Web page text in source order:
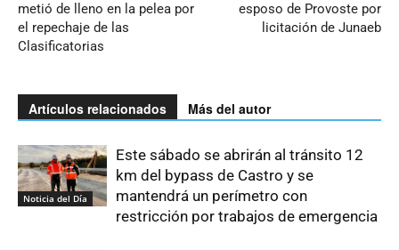
metió de lleno en la pelea por
el repechaje de las
Clasificatorias
esposo de Provoste por
licitación de Junaeb
Artículos relacionados Más del autor
Noticia del Día
Este sábado se abrirán al tránsito 12
km del bypass de Castro y se
mantendrá un perímetro con
restricción por trabajos de emergencia